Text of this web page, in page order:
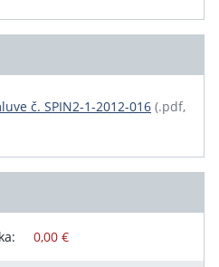
č. SPIN2-1-2012-016 (.pdf,
0,00 €